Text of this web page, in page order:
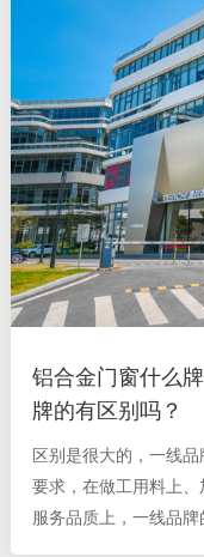
铝合金门窗什么
牌的有区别吗？
区别是很大的，一线
要求，在做工用料上、
服务品质上，一线品牌